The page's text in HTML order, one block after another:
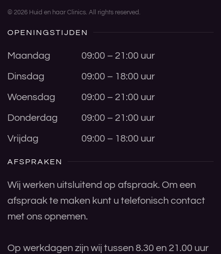
© 2026 Huid en haar Clinics. All rights reserved.
OPENINGSTIJDEN
Maandag 09:00 – 21:00 uur
Dinsdag 09:00 – 18:00 uur
Woensdag 09:00 – 21:00 uur
Donderdag 09:00 – 21:00 uur
Vrijdag 09:00 – 18:00 uur
AFSPRAKEN
Wij werken uitsluitend op afspraak. Om een
afspraak te maken kunt u telefonisch contact
met ons opnemen.
Op werkdagen zijn wij tussen 8.30 en 21.00 uur